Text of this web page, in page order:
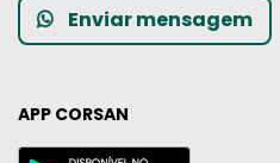
Enviar mensagem
APP CORSAN